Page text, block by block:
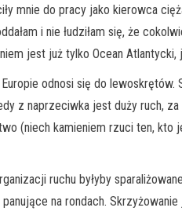
mnie do pracy jako kierowca
i nie łudziłam się, że
jest już tylko Ocean Atlantycki,
odnosi się do
z naprzeciwka jest duży ruch,
(niech kamieniem rzuci ten,
ruchu byłyby
na rondach.